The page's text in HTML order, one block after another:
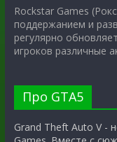
Rockstar Games
поддержанием и
регулярно
игроков различные
Про GTA5
Grand Theft Auto V -